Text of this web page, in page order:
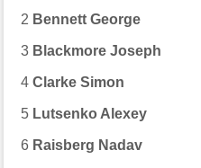
2 Bennett George
3 Blackmore Joseph
4Clarke Simon
5 Lutsenko Alexey
6 Raisberg Nadav